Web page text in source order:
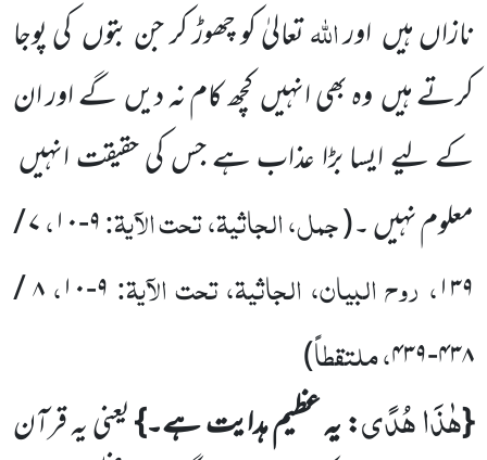
نازاں ہیں اوراللہتعالیٰ کو چھوڑ کر جن بتوں کی پوجا
کرتے ہیں وہ بھی انہیں کچھ کام نہ دیں گے اور ان
کے لیے ایسا بڑا عذاب ہے جس کی حقیقت انہیں
معلوم نہیں ۔(جمل، الجاثیۃ، تحت الآیۃ:۹-۱۰ ، ۷ /
۱۳۹، روح البیان، الجاثیۃ، تحت الآیۃ: ۹-۱۰ ، ۸ /
۴۳۸-۴۳۹
، ملتقطاً)
{هٰذَا هُدًى: یہ عظیم ہدایت ہے۔}یعنی یہ قرآن